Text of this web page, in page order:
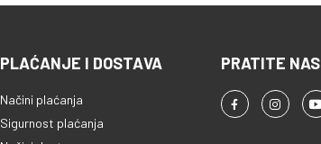
PLAĆANJE I DOSTAVA
Načini plaćanja
Sigurnost plaćanja
PRATITE NAS